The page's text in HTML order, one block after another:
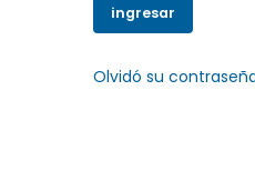
Olvidó su